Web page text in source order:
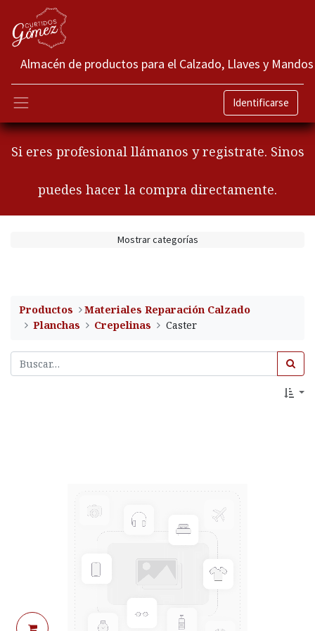
Almacén de productos para el Calzado, Llaves y Mandos
Identificarse
Si eres profesional llámanos y registrate. Sinos
puedes hacer la compra directamente.
Mostrar categorías
Productos
​Materiales Reparación Calzado
Planchas
Crepelinas Caster